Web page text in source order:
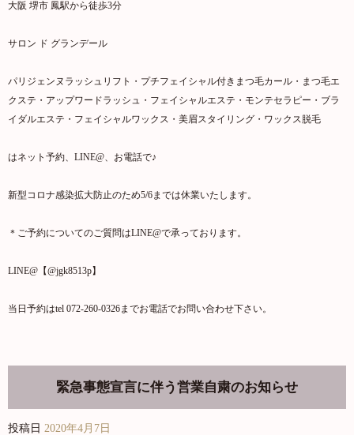
大阪 堺市 鳳駅から徒歩3分
サロン ド グランデール
パリジェンヌラッシュリフト・プチフェイシャル付きまつ毛カール・まつ毛エ
クステ・アップワードラッシュ・フェイシャルエステ・モンテセラピー・ブラ
イダルエステ・フェイシャルワックス・美眉スタイリング・ワックス脱毛
はネット予約、LINE@、お電話で♪
新型コロナ感染拡大防止のため5/6までは休業いたします。
＊ご予約についてのご質問はLINE@で承っております。
LINE@【@jgk8513p】
当日予約はtel 072-260-0326までお電話でお問い合わせ下さい。
緊急事態宣言に伴う営業自粛のお知らせ
投稿日 2020年4月7日